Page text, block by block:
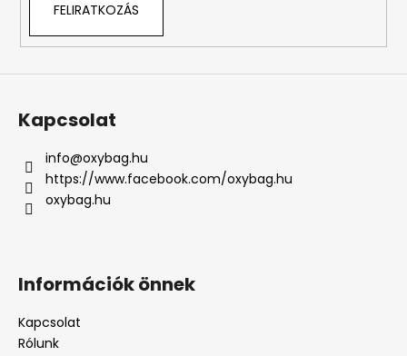
FELIRATKOZÁS
Kapcsolat
info@oxybag.hu
https://www.facebook.com/oxybag.hu
oxybag.hu
Információk önnek
Kapcsolat
Rólunk